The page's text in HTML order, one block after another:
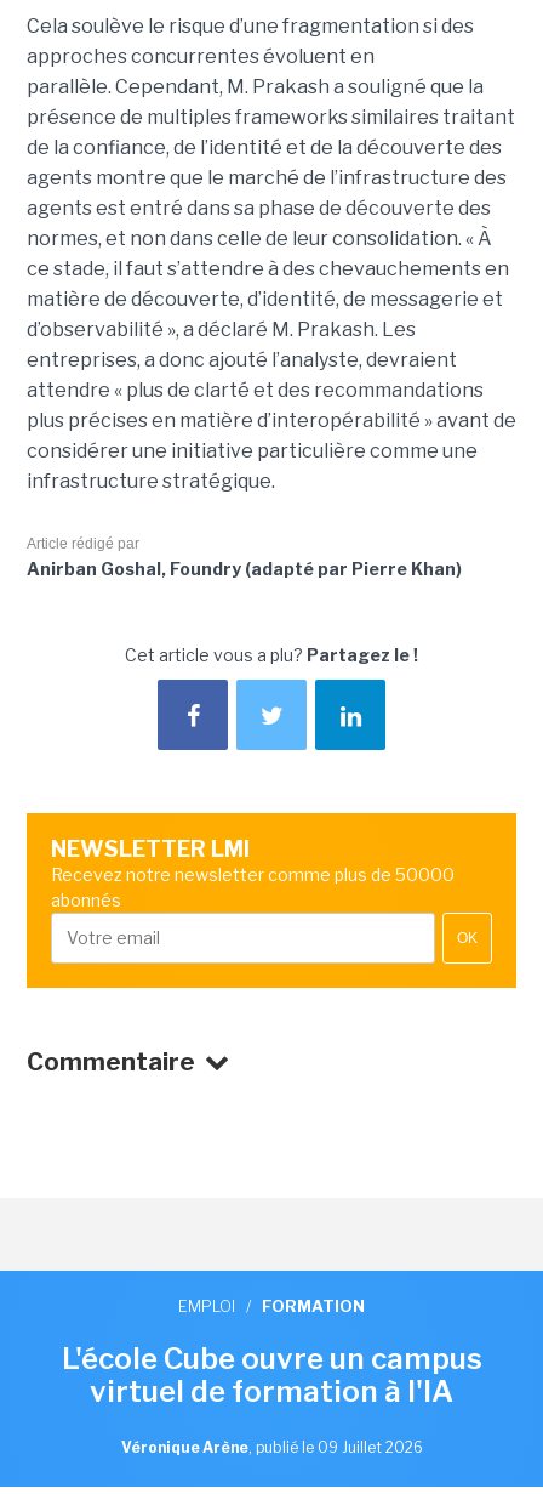
Cela soulève le risque d’une fragmentation si des
approches concurrentes évoluent en
parallèle. Cependant, M. Prakash a souligné que la
présence de multiples frameworks similaires traitant
de la confiance, de l’identité et de la découverte des
agents montre que le marché de l’infrastructure des
agents est entré dans sa phase de découverte des
normes, et non dans celle de leur consolidation. « À
ce stade, il faut s’attendre à des chevauchements en
matière de découverte, d’identité, de messagerie et
d’observabilité », a déclaré M. Prakash. Les
entreprises, a donc ajouté l’analyste, devraient
attendre « plus de clarté et des recommandations
plus précises en matière d’interopérabilité » avant de
considérer une initiative particulière comme une
infrastructure stratégique.
Article rédigé par
Anirban Goshal, Foundry (adapté par Pierre Khan)
Cet article vous a plu? Partagez le !
NEWSLETTER LMI
Recevez notre newsletter comme plus de 50000
abonnés
OK
Commentaire
EMPLOI / FORMATION
L'école Cube ouvre un campus
virtuel de formation à l'IA
Véronique Arène, publié le 09 Juillet 2026